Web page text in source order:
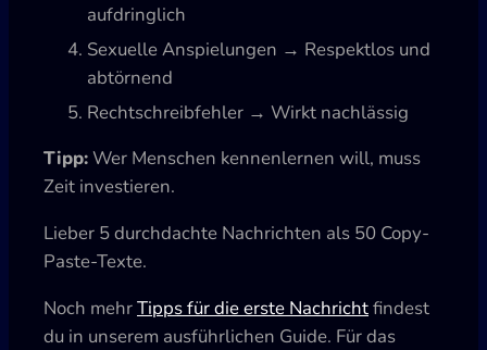
aufdringlich
Sexuelle Anspielungen → Respektlos und
abtörnend
Rechtschreibfehler → Wirkt nachlässig
Tipp:Wer Menschen kennenlernen will, muss
Zeit investieren.
Lieber 5 durchdachte Nachrichten als 50 Copy-
Paste-Texte.
Noch mehrTipps für die erste Nachrichtfindest
du in unserem ausführlichen Guide. Für das